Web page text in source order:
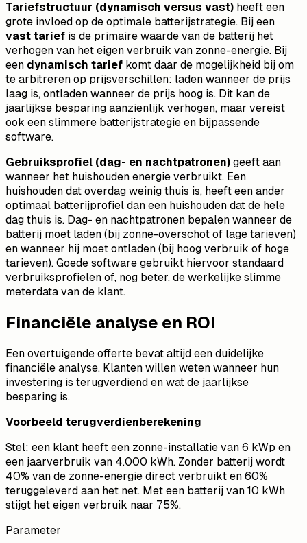
Tariefstructuur (dynamisch versus vast) heeft een
grote invloed op de optimale batterijstrategie. Bij een
vast tarief is de primaire waarde van de batterij het
verhogen van het eigen verbruik van zonne-energie. Bij
een dynamisch tarief komt daar de mogelijkheid bij om
te arbitreren op prijsverschillen: laden wanneer de prijs
laag is, ontladen wanneer de prijs hoog is. Dit kan de
jaarlijkse besparing aanzienlijk verhogen, maar vereist
ook een slimmere batterijstrategie en bijpassende
software.
Gebruiksprofiel (dag- en nachtpatronen) geeft aan
wanneer het huishouden energie verbruikt. Een
huishouden dat overdag weinig thuis is, heeft een ander
optimaal batterijprofiel dan een huishouden dat de hele
dag thuis is. Dag- en nachtpatronen bepalen wanneer de
batterij moet laden (bij zonne-overschot of lage tarieven)
en wanneer hij moet ontladen (bij hoog verbruik of hoge
tarieven). Goede software gebruikt hiervoor standaard
verbruiksprofielen of, nog beter, de werkelijke slimme
meterdata van de klant.
Financiële analyse en ROI
Een overtuigende offerte bevat altijd een duidelijke
financiële analyse. Klanten willen weten wanneer hun
investering is terugverdiend en wat de jaarlijkse
besparing is.
Voorbeeld terugverdienberekening
Stel: een klant heeft een zonne-installatie van 6 kWp en
een jaarverbruik van 4.000 kWh. Zonder batterij wordt
40% van de zonne-energie direct verbruikt en 60%
teruggeleverd aan het net. Met een batterij van 10 kWh
stijgt het eigen verbruik naar 75%.
Parameter